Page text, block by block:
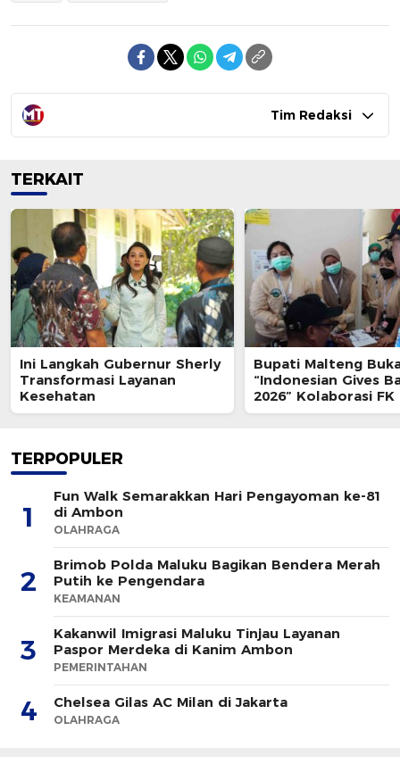
Tim Redaksi
TERKAIT
Ini Langkah Gubernur Sherly
Transformasi Layanan
Kesehatan
Bupati Malteng
“Indonesian Gives
2026” Kolaborasi
& ISMKI di Banda
TERPOPULER
1
Fun Walk Semarakkan Hari Pengayoman ke-81
di Ambon
OLAHRAGA
2
Brimob Polda Maluku Bagikan Bendera Merah
Putih ke Pengendara
KEAMANAN
3
Kakanwil Imigrasi Maluku Tinjau Layanan
Paspor Merdeka di Kanim Ambon
PEMERINTAHAN
4 Chelsea Gilas AC Milan di Jakarta
OLAHRAGA